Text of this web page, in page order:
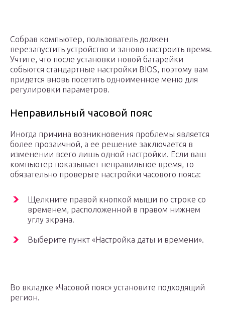
Собрав компьютер, пользователь должен
перезапустить устройство и заново настроить время.
Учтите, что после установки новой батарейки
собьются стандартные настройки BIOS, поэтому вам
придется вновь посетить одноименное меню для
регулировки параметров.
Неправильный часовой пояс
Иногда причина возникновения проблемы является
более прозаичной, а ее решение заключается в
изменении всего лишь одной настройки. Если ваш
компьютер показывает неправильное время, то
обязательно проверьте настройки часового пояса:
Щелкните правой кнопкой мыши по строке со
временем, расположенной в правом нижнем
углу экрана.
Выберите пункт «Настройка даты и времени».
Во вкладке «Часовой пояс» установите подходящий
регион.